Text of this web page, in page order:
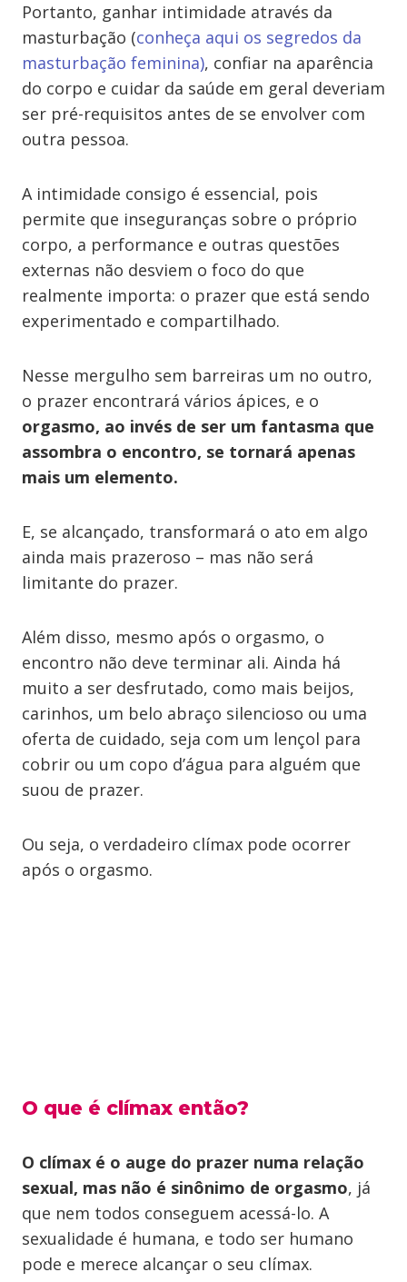
Portanto, ganhar intimidade através da
masturbação (conheça aqui os segredos da
masturbação feminina), confiar na aparência
do corpo e cuidar da saúde em geral deveriam
ser pré-requisitos antes de se envolver com
outra pessoa.
A intimidade consigo é essencial, pois
permite que inseguranças sobre o próprio
corpo, a performance e outras questões
externas não desviem o foco do que
realmente importa: o prazer que está sendo
experimentado e compartilhado.
Nesse mergulho sem barreiras um no outro,
o prazer encontrará vários ápices, e o
orgasmo, ao invés de ser um fantasma que
assombra o encontro, se tornará apenas
mais um elemento.
E, se alcançado, transformará o ato em algo
ainda mais prazeroso – mas não será
limitante do prazer.
Além disso, mesmo após o orgasmo, o
encontro não deve terminar ali. Ainda há
muito a ser desfrutado, como mais beijos,
carinhos, um belo abraço silencioso ou uma
oferta de cuidado, seja com um lençol para
cobrir ou um copo d’água para alguém que
suou de prazer.
Ou seja, o verdadeiro clímax pode ocorrer
após o orgasmo.
O que é clímax então?
O clímax é o auge do prazer numa relação
sexual, mas não é sinônimo de orgasmo, já
que nem todos conseguem acessá-lo. A
sexualidade é humana, e todo ser humano
pode e merece alcançar o seu clímax.